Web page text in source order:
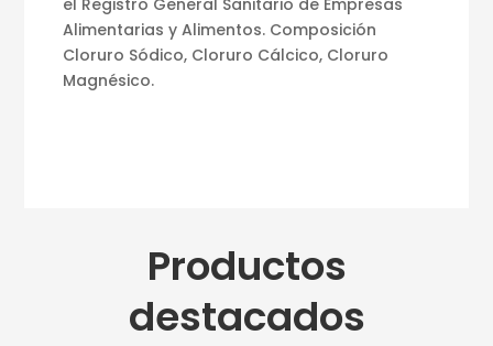
Alimentarias y Alimentos. Composición
Cloruro Sódico, Cloruro Cálcico, Cloruro
Magnésico.
Productos
destacados